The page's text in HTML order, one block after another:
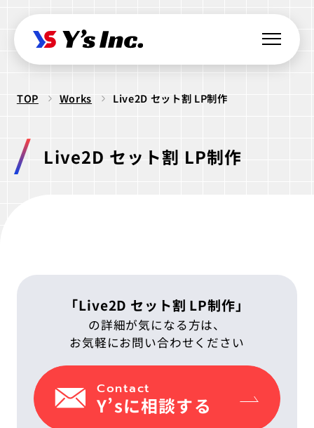
Web制作
コーポレートサイト制作
セキュリティ診断
webサイト制作
Webデザイン
UI/UX設計
ブランディング設計
Webマーケティング支援
ラボ型開発
パッケージ制作
パンフレット制作
アニメ公式サイト制作
IT派遣サービス
WEBシステムエンジニア
ネイティブアプリエンジニア
IT教育サービス
WEBMASTERS
EdtechTraining
Works
About
Company
TOP Works Live2D セット割 LP制作
Live2D セット割 LP制作
「Live2D セット割 LP制作」
の詳細が気になる方は、
お気軽にお問い合わせください
Contact
Y’sに相談する